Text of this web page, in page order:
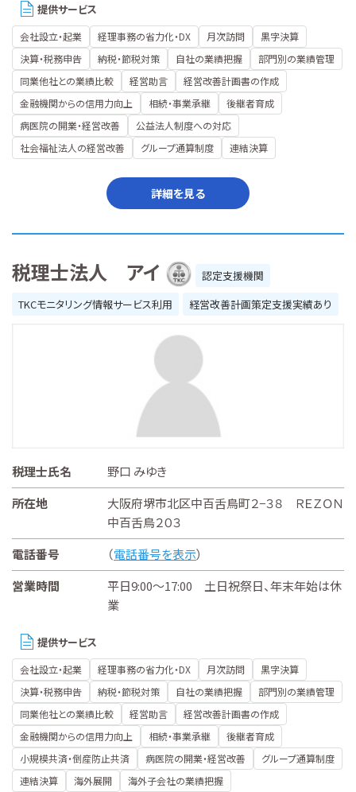
提供サービス
会社設立・起業 経理事務の省力化・DX 月次訪問
黒字決算
決算・税務申告
納税・節税対策 自社の業績把握
部門別の業績管理
同業他社との業績比較
経営助言
経営改善計画書の作成
金融機関からの信用力向上
相続・事業承継
後継者育成
病医院の開業・経営改善
公益法人制度への対応
社会福祉法人の経営改善
グループ通算制度 連結決算
詳細を見る
税理士法人 アイ
認定支援機関
TKCモニタリング情報サービス利用
経営改善計画策定支援実績あり
税理士氏名
野口 みゆき
所在地
大阪府堺市北区中百舌鳥町２−３８ ＲＥＺＯＮ
中百舌鳥２０３
電話番号
（電話番号を表示）
営業時間
平日9:00～17:00 土日祝祭日、年末年始は休
業
提供サービス
会社設立・起業 経理事務の省力化・DX 月次訪問
黒字決算
決算・税務申告
納税・節税対策 自社の業績把握
部門別の業績管理
同業他社との業績比較
経営助言
経営改善計画書の作成
金融機関からの信用力向上
相続・事業承継
後継者育成
小規模共済・倒産防止共済
病医院の開業・経営改善
グループ通算制度
連結決算
海外展開 海外子会社の業績把握